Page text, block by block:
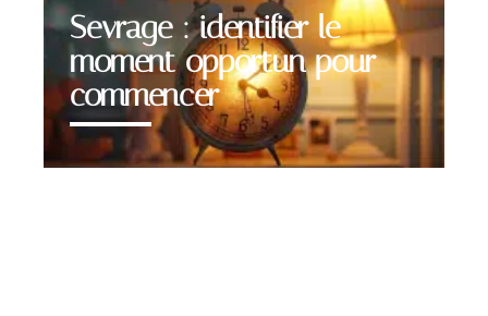
Sevrage : identifier le
moment opportun pour
commencer